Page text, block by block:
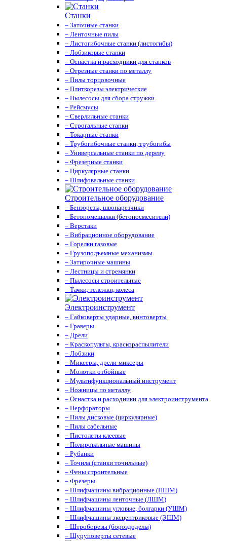
Станки
– Заточные станки
– Ленточные пилы
– Листогибочные станки (листогибы)
– Лобзиковые станки
– Оснастка и расходники для станков
– Отрезные станки по металлу
– Пилы торцовочные
– Плиткорезы электрические
– Пылесосы для сбора стружки
– Рейсмусы
– Сверлильные станки
– Строгальные станки
– Токарные станки
– Трубогибочные станки, трубогибы
– Универсальные станки по дереву
– Фрезерные станки
– Циркулярные станки
– Шлифовальные станки
Строительное оборудование
– Бензорезы, швонарезчики
– Бетономешалки (бетоносмесители)
– Верстаки
– Вибрационное оборудование
– Горелки газовые
– Грузоподъемные механизмы
– Затирочные машины
– Лестницы и стремянки
– Пылесосы строительные
– Тачки, тележки, колеса
Электроинструмент
– Гайковерты ударные, винтоверты
– Граверы
– Дрели
– Краскопульты, краскораспылители
– Лобзики
– Миксеры, дрели-миксеры
– Молотки отбойные
– Мультифункциональный инструмент
– Ножницы по металлу
– Оснастка и расходники для электроинструмента
– Перфораторы
– Пилы дисковые (циркулярные)
– Пилы сабельные
– Пистолеты клеевые
– Полировальные машины
– Рубанки
– Точила (станки точильные)
– Фены строительные
– Фрезеры
– Шлифмашины вибрационные (ПШМ)
– Шлифмашины ленточные (ЛШМ)
– Шлифмашины угловые, болгарки (УШМ)
– Шлифмашины эксцентриковые (ЭШМ)
– Штроборезы (бороздоделы)
– Шуруповерты сетевые